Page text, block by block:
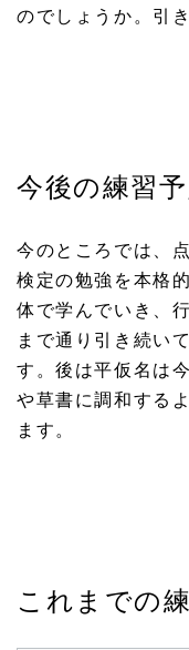
のでしょうか。引
今後の練習
今のところでは、
検定の勉強を本格
体で学んでいき、
まで通り引き続い
す。後は平仮名は
や草書に調和する
ます。
これまでの